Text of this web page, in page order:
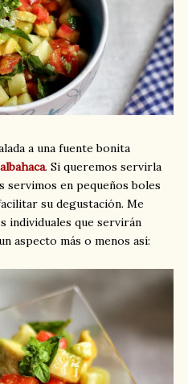
a una fuente bonita
. Si queremos servirla
servimos en pequeños boles
su degustación. Me
individuales que servirán
aspecto más o menos así: